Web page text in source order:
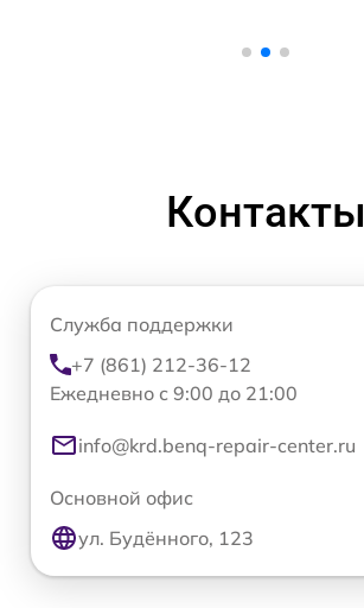
Контакты
Служба поддержки
+7 (861) 212-36-12
Ежедневно с 9:00 до 21:00
info@krd.benq-repair-center.ru
Основной офис
ул. Будённого, 123